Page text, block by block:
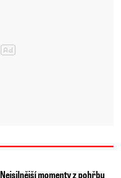
Nejsilnější momenty z pohřbu